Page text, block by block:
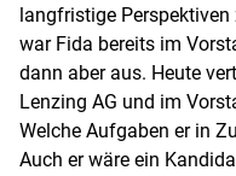
langfristige
war Fida bereits im
dann aber aus. Heute
Lenzing AG und im
Welche Aufgaben er in
Auch er wäre ein